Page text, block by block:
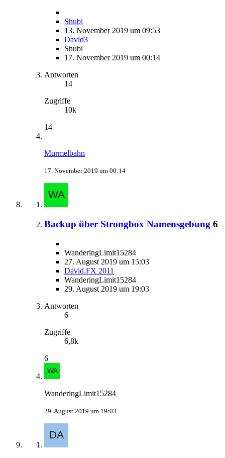
Shubi
13. November 2019 um 09:53
David3
Shubi
17. November 2019 um 00:14
Antworten
14
Zugriffe
10k
14
Murmelbahn
17. November 2019 um 00:14
Backup über Strongbox Namensgebung 6
WanderingLimit15284
27. August 2019 um 15:03
David.FX 2011
WanderingLimit15284
29. August 2019 um 19:03
Antworten
6
Zugriffe
6,8k
6
WanderingLimit15284
29. August 2019 um 19:03